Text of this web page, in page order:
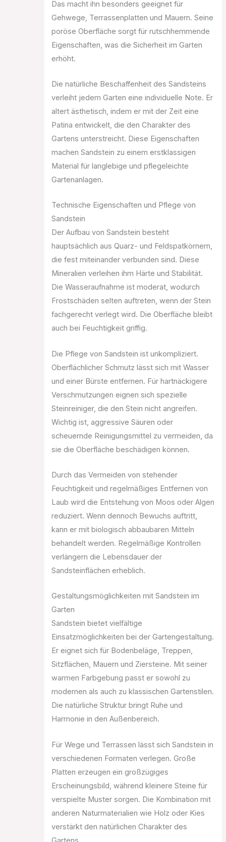
Das macht ihn besonders geeignet für
Gehwege, Terrassenplatten und Mauern. Seine
poröse Oberfläche sorgt für rutschhemmende
Eigenschaften, was die Sicherheit im Garten
erhöht.
Die natürliche Beschaffenheit des Sandsteins
verleiht jedem Garten eine individuelle Note. Er
altert ästhetisch, indem er mit der Zeit eine
Patina entwickelt, die den Charakter des
Gartens unterstreicht. Diese Eigenschaften
machen Sandstein zu einem erstklassigen
Material für langlebige und pflegeleichte
Gartenanlagen.
Technische Eigenschaften und Pflege von
Sandstein
Der Aufbau von Sandstein besteht
hauptsächlich aus Quarz- und Feldspatkörnern,
die fest miteinander verbunden sind. Diese
Mineralien verleihen ihm Härte und Stabilität.
Die Wasseraufnahme ist moderat, wodurch
Frostschäden selten auftreten, wenn der Stein
fachgerecht verlegt wird. Die Oberfläche bleibt
auch bei Feuchtigkeit griffig.
Die Pflege von Sandstein ist unkompliziert.
Oberflächlicher Schmutz lässt sich mit Wasser
und einer Bürste entfernen. Für hartnäckigere
Verschmutzungen eignen sich spezielle
Steinreiniger, die den Stein nicht angreifen.
Wichtig ist, aggressive Säuren oder
scheuernde Reinigungsmittel zu vermeiden, da
sie die Oberfläche beschädigen können.
Durch das Vermeiden von stehender
Feuchtigkeit und regelmäßiges Entfernen von
Laub wird die Entstehung von Moos oder Algen
reduziert. Wenn dennoch Bewuchs auftritt,
kann er mit biologisch abbaubaren Mitteln
behandelt werden. Regelmäßige Kontrollen
verlängern die Lebensdauer der
Sandsteinflächen erheblich.
Gestaltungsmöglichkeiten mit Sandstein im
Garten
Sandstein bietet vielfältige
Einsatzmöglichkeiten bei der Gartengestaltung.
Er eignet sich für Bodenbeläge, Treppen,
Sitzflächen, Mauern und Ziersteine. Mit seiner
warmen Farbgebung passt er sowohl zu
modernen als auch zu klassischen Gartenstilen.
Die natürliche Struktur bringt Ruhe und
Harmonie in den Außenbereich.
Für Wege und Terrassen lässt sich Sandstein in
verschiedenen Formaten verlegen. Große
Platten erzeugen ein großzügiges
Erscheinungsbild, während kleinere Steine für
verspielte Muster sorgen. Die Kombination mit
anderen Naturmaterialien wie Holz oder Kies
verstärkt den natürlichen Charakter des